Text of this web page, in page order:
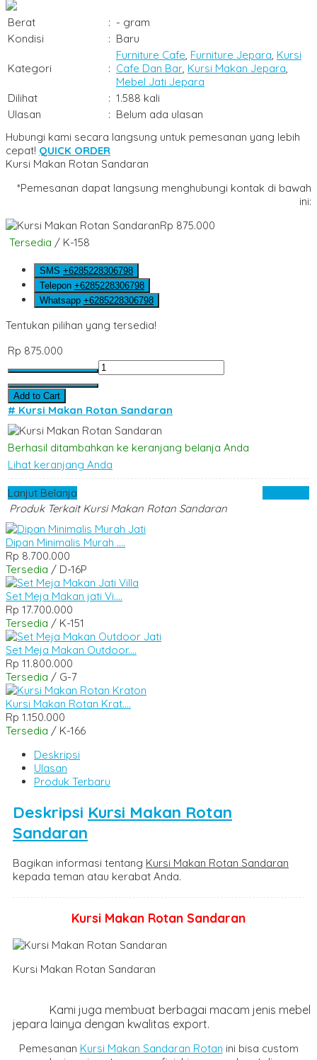
Berat : - gram
Kondisi
: Baru
Kategori :
Furniture Cafe, Furniture Jepara, Kursi
Cafe Dan Bar, Kursi Makan Jepara,
Mebel Jati Jepara
Dilihat
: 1.588 kali
Ulasan
: Belum ada ulasan
Hubungi kami secara langsung untuk pemesanan yang lebih
cepat! QUICK ORDER
Kursi Makan Rotan Sandaran
*Pemesanan dapat langsung menghubungi kontak di bawah
ini:
Rp 875.000
Tersedia / K-158
SMS +6285228306798
Telepon +6285228306798
Whatsapp +6285228306798
Tentukan pilihan yang tersedia!
Rp 875.000
Add to Cart
# Kursi Makan Rotan Sandaran
Berhasil ditambahkan ke keranjang belanja Anda
Lihat keranjang Anda
Lanjut Belanja
Produk Terkait Kursi Makan Rotan Sandaran
Dipan Minimalis Murah ....
Rp 8.700.000
Tersedia / D-16P
Set Meja Makan jati Vi....
Rp 17.700.000
Tersedia / K-151
Set Meja Makan Outdoor....
Rp 11.800.000
Tersedia / G-7
Kursi Makan Rotan Krat....
Rp 1.150.000
Tersedia / K-166
Deskripsi
Ulasan
Produk Terbaru
Deskripsi Kursi Makan Rotan
Sandaran
Bagikan informasi tentang Kursi Makan Rotan Sandaran
kepada teman atau kerabat Anda.
Kursi Makan Rotan Sandaran
Kursi Makan Rotan
Kami juga membuat berbagai macam jenis mebel
jepara lainya dengan kwalitas export.
Pemesanan Kursi Makan Sandaran Rotan ini bisa custom